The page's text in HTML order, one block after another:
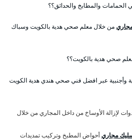
والمطابخ والحدائق؟؟
من خلال معلم صحي هدية بالكويت وسباك
صحي هدية بالكويت؟؟
وأجنبية عبر افضل فني صحي هندي هدية الكويت
لإزالة الأوساخ من داخل المجاري من خلال
مجاريأحواض المطبخ وتركيب تمديدات